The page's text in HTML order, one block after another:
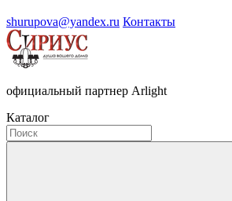
shurupova@yandex.ru Контакты
официальный партнер Arlight
Каталог